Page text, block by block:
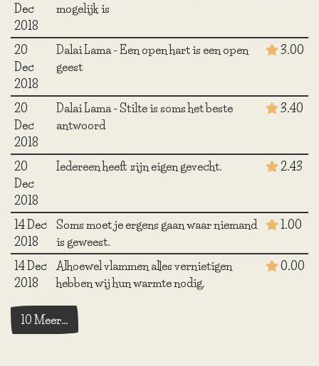
Dec
2018
mogelijk is
20
Dec
2018
Dalai Lama - Een open hart is een open
geest
3.00
20
Dec
2018
Dalai Lama - Stilte is soms het beste
antwoord
3.40
20
Dec
2018
Iedereen heeft zijn eigen gevecht. 2.43
14 Dec
2018
Soms moet je ergens gaan waar niemand
is geweest.
1.00
14 Dec
2018
Alhoewel vlammen alles vernietigen
hebben wij hun warmte nodig.
0.00
10 Meer…